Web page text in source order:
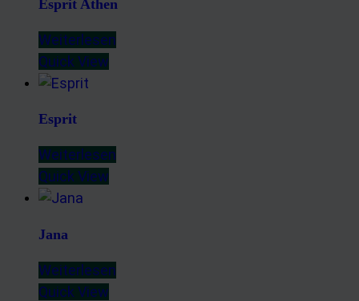
Esprit Athen
Weiterlesen
Quick View
Esprit
Weiterlesen
Quick View
Jana
Weiterlesen
Quick View